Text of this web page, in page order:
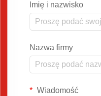
Imię i nazwisko
Nazwa firmy
Wiadomość